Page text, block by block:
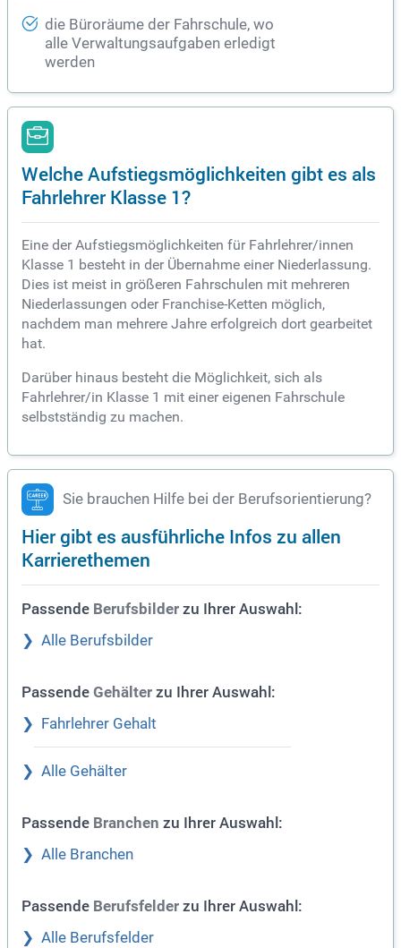
die Büroräume der Fahrschule, wo
alle Verwaltungsaufgaben erledigt
werden
Welche Aufstiegsmöglichkeiten gibt es als
Fahrlehrer Klasse 1?
Eine der Aufstiegsmöglichkeiten für Fahrlehrer/innen
Klasse 1 besteht in der Übernahme einer Niederlassung.
Dies ist meist in größeren Fahrschulen mit mehreren
Niederlassungen oder Franchise-Ketten möglich,
nachdem man mehrere Jahre erfolgreich dort gearbeitet
hat.
Darüber hinaus besteht die Möglichkeit, sich als
Fahrlehrer/in Klasse 1 mit einer eigenen Fahrschule
selbstständig zu machen.
Sie brauchen Hilfe bei der Berufsorientierung?
Hier gibt es ausführliche Infos zu allen
Karrierethemen
Passende Berufsbilder zu Ihrer Auswahl:
Alle Berufsbilder
Passende Gehälter zu Ihrer Auswahl:
Fahrlehrer Gehalt
Alle Gehälter
Passende Branchen zu Ihrer Auswahl:
Alle Branchen
Passende Berufsfelder zu Ihrer Auswahl:
Alle Berufsfelder